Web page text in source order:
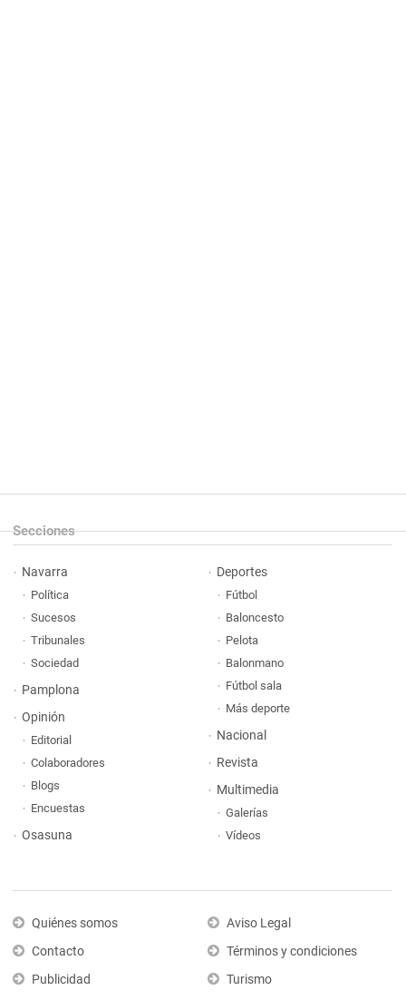
Secciones
Navarra
Política
Sucesos
Tribunales
Sociedad
Pamplona
Opinión
Editorial
Colaboradores
Blogs
Encuestas
Osasuna
Deportes
Fútbol
Baloncesto
Pelota
Balonmano
Fútbol sala
Más deporte
Nacional
Revista
Multimedia
Galerías
Vídeos
Quiénes somos
Contacto
Publicidad
Aviso Legal
Términos y condiciones
Turismo